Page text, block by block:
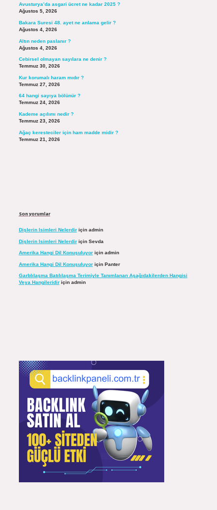
Avusturya’da asgari ücret ne kadar 2025 ?
Ağustos 5, 2026
Bakara Suresi 48. ayet ne anlama gelir ?
Ağustos 4, 2026
Altın neden paslanır ?
Ağustos 4, 2026
Cebirsel olmayan sayılara ne denir ?
Temmuz 30, 2026
Kur korumalı haram mıdır ?
Temmuz 27, 2026
64 hangi sayıya bölünür ?
Temmuz 24, 2026
Kademe açılımı nedir ?
Temmuz 23, 2026
Ağaç keresteciler için ham madde midir ?
Temmuz 21, 2026
Son yorumlar
Dişlerin Isimleri Nelerdiriçin admin
Dişlerin Isimleri Nelerdiriçin Sevda
Amerika Hangi Dil Konuşuluyoriçin admin
Amerika Hangi Dil Konuşuluyoriçin Panter
Garblılaşma Batılılaşma Terimiyle Tanımlanan Aşağıdakilerden Hangisi
Veya Hangileridiriçin admin